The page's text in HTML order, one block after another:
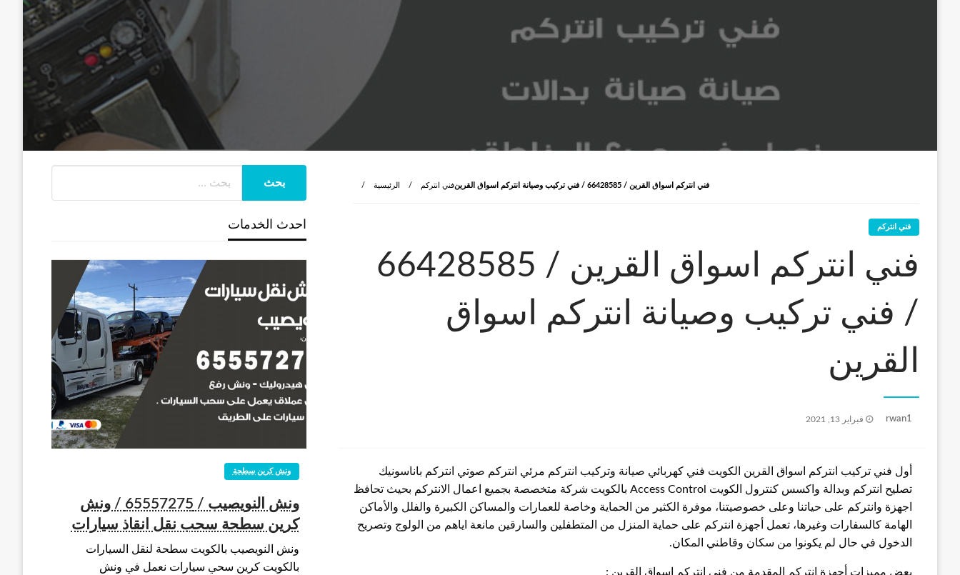
الرئيسية فني انتركم فني انتركم اسواق القرين / 66428585 / فني تركيب وصيانة انتركم اسواق القرين
فني انتركم
فني انتركم اسواق القرين / 66428585
/ فني تركيب وصيانة انتركم اسواق
القرين
rwan1
نُشر
فبراير 13, 2021
أول فني تركيب انتركم اسواق القرين الكويت فني كهربائي صيانة وتركيب انتركم مرئي انتركم صوتي انتركم باناسونيك
تصليح انتركم وبدالة واكسس كنترول الكويت Access Control بالكويت شركة متخصصة بجميع اعمال الانتركم بحيث تحافظ
اجهزة وانتركم على حياتنا وعلى خصوصيتنا، موفرة الكثير من الحماية وخاصة للعمارات والمساكن الكبيرة والفلل والأماكن
الهامة كالسفارات وغيرها، تعمل أجهزة انتركم على حماية المنزل من المتطفلين والسارقين مانعة اياهم من الولوج وتصريح
الدخول في حال لم يكونوا من سكان وقاطني المكان.
بعض مميزات أجهزة انتركم المقدمة من فني انتركم اسواق القرين :
احدث الخدمات
ونش كرين سطحة
ونش النويصيب / 65557275 / ونش
كرين سطحة سحب نقل انقاذ سيارات
ونش النويصيب بالكويت سطحة لنقل السيارات
بالكويت كرين سحي سيارات نعمل في ونش